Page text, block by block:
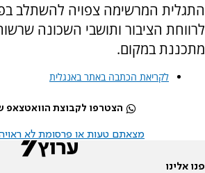
התגלית המרשימה צפויה להשתלב
לרווחת הציבור ותושבי השכונה
מתכננת במקום.
לקריאת הכתבה באתר באנגלית
הצטרפו לקבוצת הוואטצאפ
מצאתם טעות או פרסומת לא
פנו אלינו